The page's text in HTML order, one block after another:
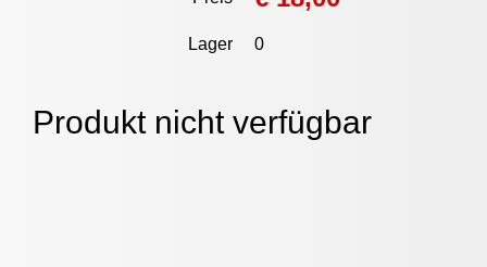
Lager 0
Produkt nicht verfügbar